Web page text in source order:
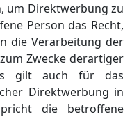
um Direktwerbung zu
Person das Recht,
die Verarbeitung der
Zwecke derartiger
gilt auch für das
Direktwerbung in
die betroffene